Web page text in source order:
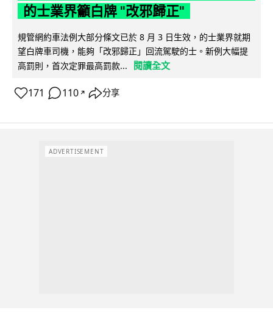
的士業界籲白牌 "改邪歸正"
規管網約車法例大部分條文已於 8 月 3 日生效，的士業界就期
望白牌車司機，能夠「改邪歸正」回流駕駛的士。新例大幅提
高罰則，首次定罪最高罰款...
閱讀全文
171 110 ↗ 分享
ADVERTISEMENT